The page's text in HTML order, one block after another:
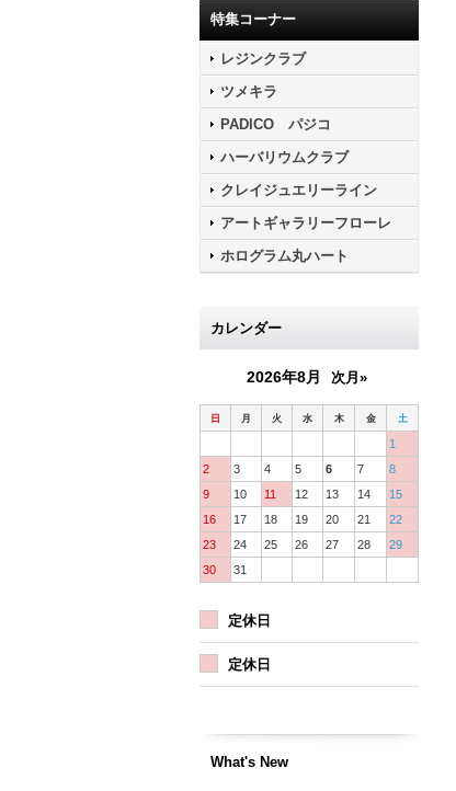
特集コーナー
レジンクラブ
ツメキラ
PADICO パジコ
ハーバリウムクラブ
クレイジュエリーライン
アートギャラリーフローレ
ホログラム丸ハート
カレンダー
2026年8月 次月»
日 月 火 水 木 金 土
1
2
3 4 5 6 7
8
9
10 11 12 13 14
15
16
17 18 19 20 21
22
23
24 25 26 27 28
29
30
31
定休日
定休日
What's New